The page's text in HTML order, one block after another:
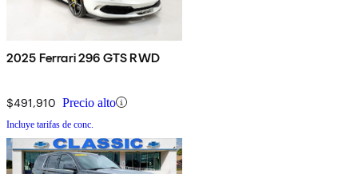
2025 Ferrari 296 GTS RWD
$491,910 Precio alto
Incluye tarifas de conc.